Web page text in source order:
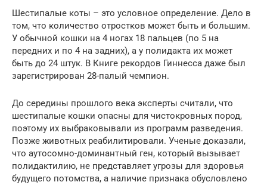
Шестипалые коты – это условное определение. Дело в
том, что количество отростков может быть и большим.
У обычной кошки на 4 ногах 18 пальцев (по 5 на
передних и по 4 на задних), а у полидакта их может
быть до 24 штук. В Книге рекордов Гиннесса даже был
зарегистрирован 28-палый чемпион.
До середины прошлого века эксперты считали, что
шестипалые кошки опасны для чистокровных пород,
поэтому их выбраковывали из программ разведения.
Позже животных реабилитировали. Ученые доказали,
что аутосомно-доминантный ген, который вызывает
полидактилию, не представляет угрозы для здоровья
будущего потомства, а наличие признака обусловлено